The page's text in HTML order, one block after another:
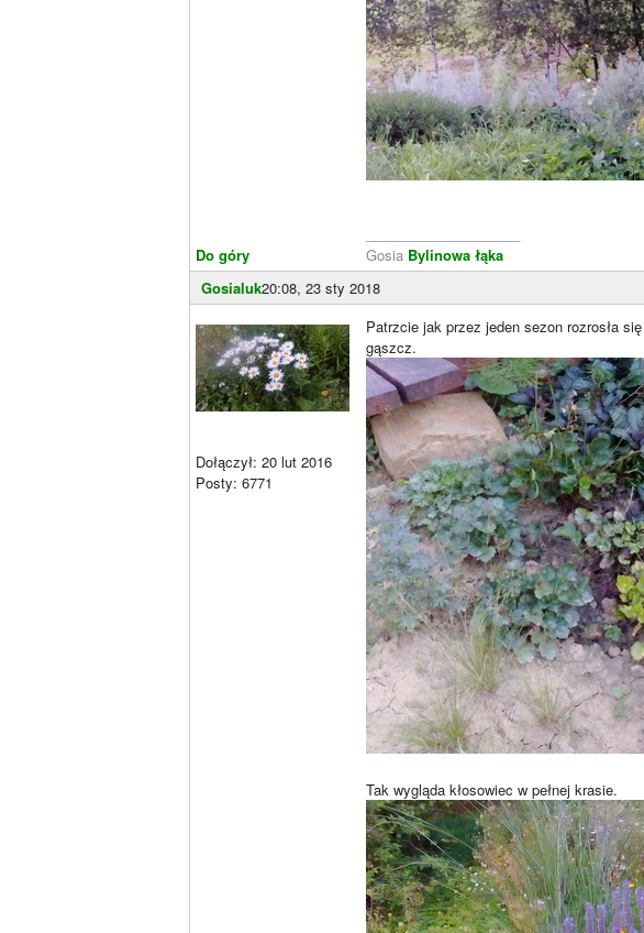
Do góry
Gosia Bylinowa łąka
Gosialuk20:08, 23 sty 2018
Dołączył: 20 lut 2016
Posty: 6771
Patrzcie jak przez jeden sezon rozrosła
gąszcz.
Tak wygląda kłosowiec w pełnej krasie.